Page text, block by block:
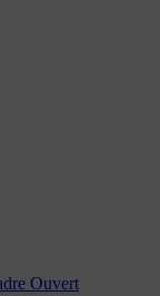
Ouvert